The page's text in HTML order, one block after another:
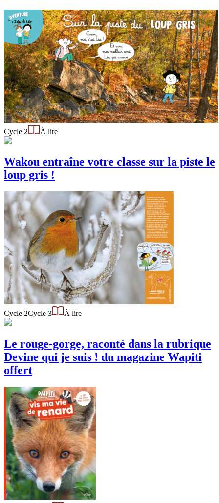
Cycle 2 À lire
Wakou entraîne votre classe sur la piste le
loup gris !
Cycle 2Cycle 3 À lire
Le rouge-gorge, raconté dans la rubrique
Devine qui je suis ! du magazine Wapiti
offert